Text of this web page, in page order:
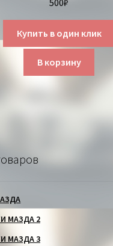
Купить в один клик
В корзину
МАЗДА 2
МАЗДА 3